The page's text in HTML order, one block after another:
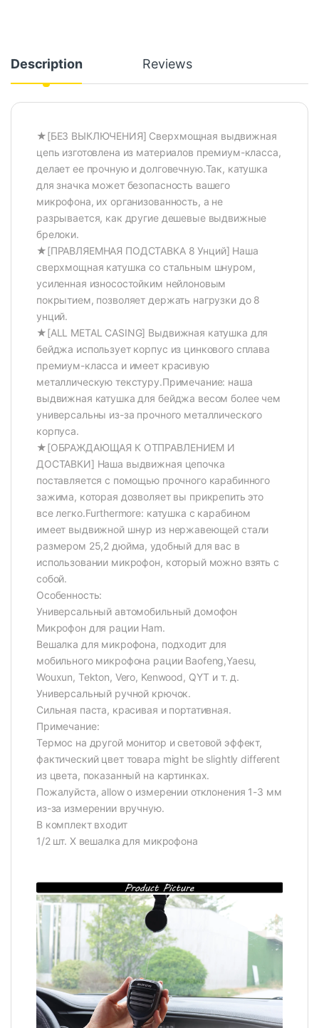
Description Reviews
★[БЕЗ ВЫКЛЮЧЕНИЯ] Сверхмощная выдвижная
цепь изготовлена из материалов премиум-класса,
делает ее прочную и долговечную.Так, катушка
для значка может безопасность вашего
микрофона, их организованность, а не
разрывается, как другие дешевые выдвижные
брелоки.
★[ПРАВЛЯЕМНАЯ ПОДСТАВКА 8 Унций] Наша
сверхмощная катушка со стальным шнуром,
усиленная износостойким нейлоновым
покрытием, позволяет держать нагрузки до 8
унций.
★[ALL METAL CASING] Выдвижная катушка для
бейджа использует корпус из цинкового сплава
премиум-класса и имеет красивую
металлическую текстуру.Примечание: наша
выдвижная катушка для бейджа весом более чем
универсальны из-за прочного металлического
корпуса.
★[ОБРАЖДАЮЩАЯ К ОТПРАВЛЕНИЕМ И
ДОСТАВКИ] Наша выдвижная цепочка
поставляется с помощью прочного карабинного
зажима, которая дозволяет вы прикрепить это
все легко.Furthermore: катушка с карабином
имеет выдвижной шнур из нержавеющей стали
размером 25,2 дюйма, удобный для вас в
использовании микрофон, который можно взять с
собой.
Особенность:
Универсальный автомобильный домофон
Микрофон для рации Ham.
Вешалка для микрофона, подходит для
мобильного микрофона рации Baofeng,Yaesu,
Wouxun, Tekton, Vero, Kenwood, QYT и т. д.
Универсальный ручной крючок.
Сильная паста, красивая и портативная.
Примечание:
Термос на другой монитор и световой эффект,
фактический цвет товара might be slightly different
из цвета, показанный на картинках.
Пожалуйста, allow о измерении отклонения 1-3 мм
из-за измерении вручную.
В комплект входит
1/2 шт. X вешалка для микрофона